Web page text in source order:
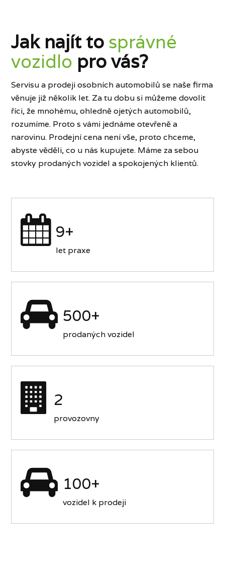
Jak najít to správné
vozidlo pro vás?
Servisu a prodeji osobních automobilů se naše firma
věnuje již několik let. Za tu dobu si můžeme dovolit
říci, že mnohému, ohledně ojetých automobilů,
rozumíme. Proto s vámi jednáme otevřeně a
narovinu. Prodejní cena není vše, proto chceme,
abyste věděli, co u nás kupujete. Máme za sebou
stovky prodaných vozidel a spokojených klientů.
9+
let praxe
500+
prodaných vozidel
2
provozovny
100+
vozidel k prodeji